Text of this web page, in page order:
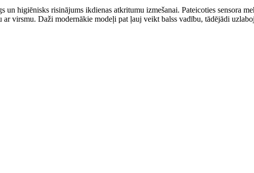
un higiēnisks risinājums ikdienas atkritumu izmešanai. Pateicoties sensora
virsmu. Daži modernākie modeļi pat ļauj veikt balss vadību, tādējādi